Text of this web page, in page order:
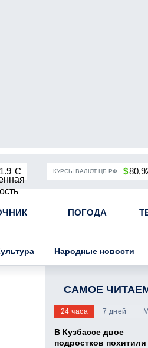
КУРСЫ ВАЛЮТ ЦБ РФ $
ПОГОДА
Угольная промышленность
Народные новости
САМОЕ
24 часа 7 дней
В Кузбассе двое
подростков похитили